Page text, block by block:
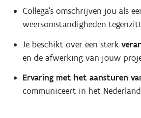
Collega's omschrijven jou als
weersomstandigheden
Je beschikt over een sterk
en de afwerking van jouw
Ervaring met het aansturen
communiceert in het